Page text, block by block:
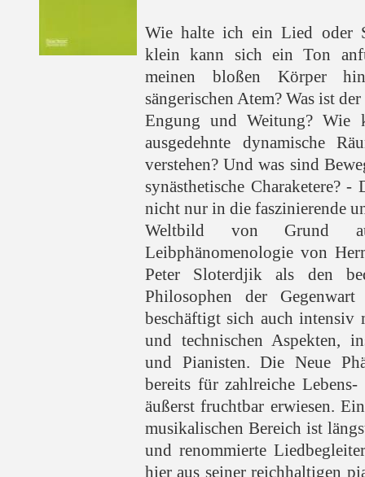
Wie halte ich ein Lied oder
klein kann sich ein Ton
meinen bloßen Körper
sängerischen Atem? Was ist
Engung und Weitung? Wie
ausgedehnte dynamische
verstehen? Und was sind
synästhetische Charaketere?
nicht nur in die faszinierende
Weltbild von Grund
Leibphänomenologie von
Peter Sloterdjik als den
Philosophen der Gegenwart
beschäftigt sich auch intensiv
und technischen Aspekten,
und Pianisten. Die Neue
bereits für zahlreiche
äußerst fruchtbar erwiesen.
musikalischen Bereich ist
und renommierte
hier aus seiner reichhaltigen